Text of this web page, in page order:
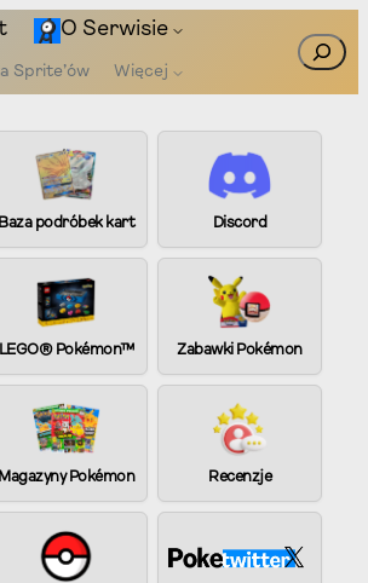
O Serwisie
Sprite’ów Więcej
Szukaj
Baza podróbek kart Discord
LEGO® Pokémon™ Zabawki Pokémon
Magazyny Pokémon Recenzje